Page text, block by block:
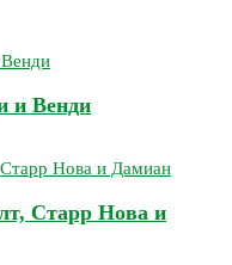
и Венди
Старр Нова и